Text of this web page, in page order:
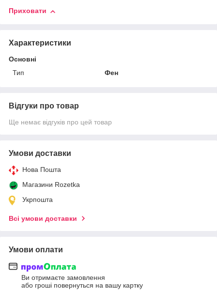
Приховати
Характеристики
Основні
Тип
Фен
Відгуки про товар
Ще немає відгуків про цей товар
Умови доставки
Нова Пошта
Магазини Rozetka
Укрпошта
Всі умови доставки
Умови оплати
Ви отримаєте замовлення
або гроші повернуться на вашу картку